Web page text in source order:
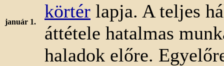
január 1.
körtér lapja. A teljes
áttétele hatalmas
haladok előre.